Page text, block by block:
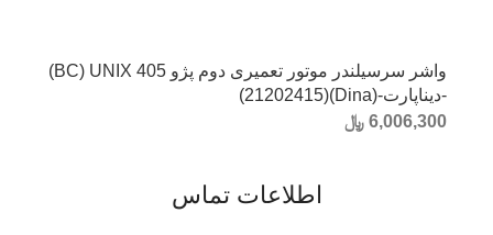
واشر سرسیلندر موتور تعمیری دوم پژو 405 BC) UNIX)
-دیناپارت-(Dina)(21202415)
6,006,300 ﷼
اطلاعات تماس